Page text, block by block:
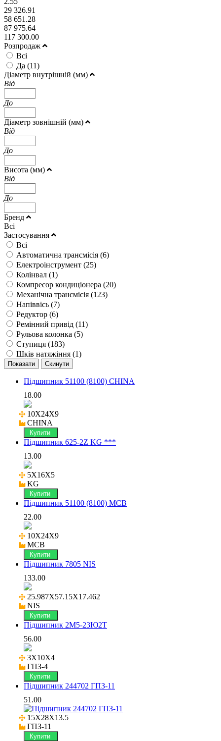
29 326.91
58 651.28
87 975.64
117 300.00
Розпродаж
Всі
Да (11)
Діаметр внутрішній (мм)
Від
До
Діаметр зовнішній (мм)
Від
До
Висота (мм)
Від
До
Бренд
Всі
Застосування
Всі
Автоматична трансмісія (6)
Електроінструмент (25)
Колінвал (1)
Компресор кондиціонера (20)
Механічна трансмісія (123)
Напіввісь (7)
Редуктор (6)
Ремінний привід (11)
Рульова колонка (5)
Ступиця (183)
Шків натяжіння (1)
Підшипник 51100 (8100) CHINA
18.00
10X24X9
CHINA
Купити
Підшипник 625-2Z KG ***
13.00
5X16X5
KG
Купити
Підшипник 51100 (8100) MCB
22.00
10X24X9
MCB
Купити
Підшипник 7805 NIS
133.00
25.987X57.15X17.462
NIS
Купити
Підшипник 2М5-23Ю2Т
56.00
3X10X4
ГПЗ-4
Купити
Підшипник 244702 ГПЗ-11
51.00
15X28X13.5
ГПЗ-11
Купити